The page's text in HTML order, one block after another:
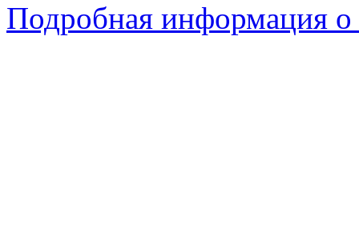
Подробная информация о